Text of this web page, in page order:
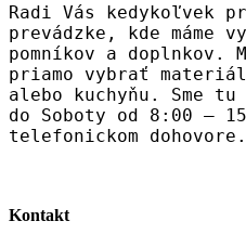
Radi Vás kedykoľvek
prevádzke, kde máme
pomníkov a
priamo vybrať
alebo kuchyňu. Sme
do Soboty od 8:00 –
telefonickom dohovore.
Kontakt